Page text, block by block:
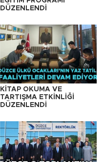
DÜZENLENDİ
KİTAP OKUMA VE
TARTIŞMA ETKİNLİĞİ
DÜZENLENDİ